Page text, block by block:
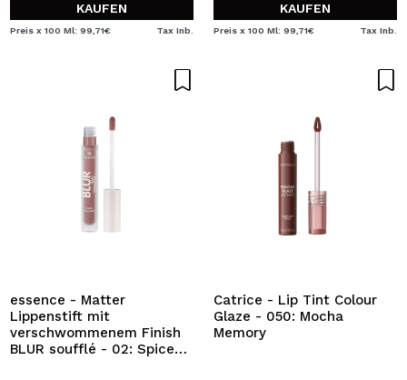
KAUFEN
Preis x 100 Ml: 99,71€ Tax Inb.
KAUFEN
Preis x 100 Ml: 99,71€ Tax Inb.
essence - Matter
Lippenstift mit
verschwommenem Finish
BLUR soufflé - 02: Spice
Catrice - Lip Tint Colour
Glaze - 050: Mocha
Memory